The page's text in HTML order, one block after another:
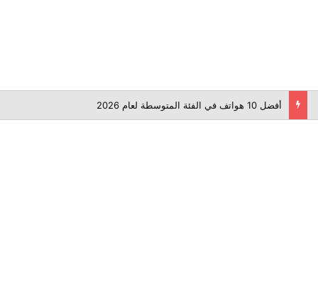
أفضل 10 هواتف في الفئة المتوسطة لعام 2026